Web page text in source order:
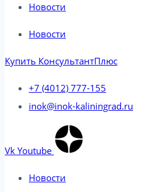
Новости
Новости
Купить КонсультантПлюс
+7 (4012) 777-155
inok@inok-kaliningrad.ru
Vk Youtube
Новости